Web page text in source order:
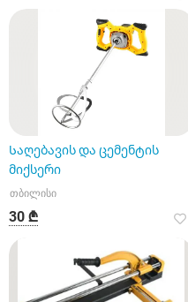
Საღებავის და ცემენტის
მიქსერი
თბილისი
30 ₾